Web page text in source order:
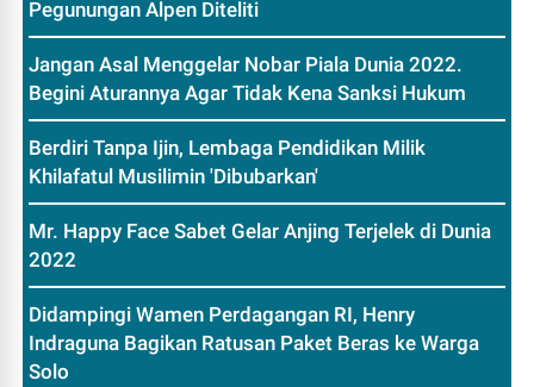
Pegunungan Alpen Diteliti
Jangan Asal Menggelar Nobar Piala Dunia 2022.
Begini Aturannya Agar Tidak Kena Sanksi Hukum
Berdiri Tanpa Ijin, Lembaga Pendidikan Milik
Khilafatul Musilimin 'Dibubarkan'
Mr. Happy Face Sabet Gelar Anjing Terjelek di Dunia
2022
Didampingi Wamen Perdagangan RI, Henry
Indraguna Bagikan Ratusan Paket Beras ke Warga
Solo